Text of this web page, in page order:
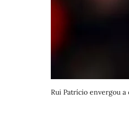
Rui Patrício envergou a